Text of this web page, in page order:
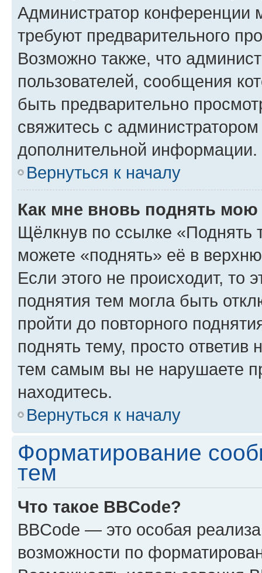
Администратор конференции
требуют предварительного
Возможно также, что
пользователей, сообщения
быть предварительно
свяжитесь с
дополнительной информации.
Вернуться к началу
Как мне вновь поднять мою
Щёлкнув по ссылке «Поднять
можете «поднять» её в
Если этого не происходит, то
поднятия тем могла быть
пройти до повторного
поднять тему, просто ответив
тем самым вы не нарушаете
находитесь.
Вернуться к началу
Форматирование
тем
Что такое BBCode?
BBCode — это особая
возможности по